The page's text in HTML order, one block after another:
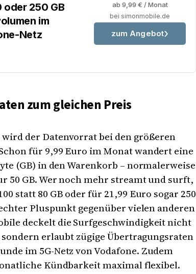
oder 250 GB
im
Netz
ab 9,99 € / Monat
bei simonmobile.de
zum Angebot
zum gleichen Preis
der Datenvorrat bei den größeren
für 9,99 Euro im Monat wandert eine
(GB) in den Warenkorb – normalerweise
50 GB. Wer noch mehr streamt und surft,
statt 80 GB oder für 21,99 Euro sogar 250
Pluspunkt gegenüber vielen anderen
deckelt die Surfgeschwindigkeit nicht
erlaubt zügige Übertragungsraten
im 5G-Netz von Vodafone. Zudem
Kündbarkeit maximal flexibel.